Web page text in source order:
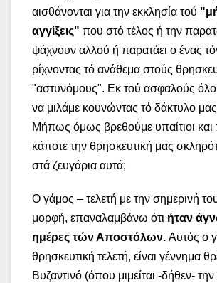
αισθάνονται για την εκκλησία τού
αγγίξεις" που στό τέλος ή την
ψάχνουν αλλού ή παρατάει ο ένας
ρίχνοντας τό ανάθεμα στούς
"αστυνόμους". Εκ τού ασφαλούς
να μιλάμε κουνώντας τό δάκτυλο
Μήπως όμως βρεθούμε υπαίτιοι
κάποτε την θρησκευτική μας
στά ζευγάρια αυτά;
Ο γάμος – τελετή με την σημερινή
μορφή, επαναλαμβάνω ότι ήταν
ημέρες τών Αποστόλων. Αυτός ο
θρησκευτική τελετή, είναι γέννημα
Βυζαντινό (όπου μιμείται -δήθεν- την